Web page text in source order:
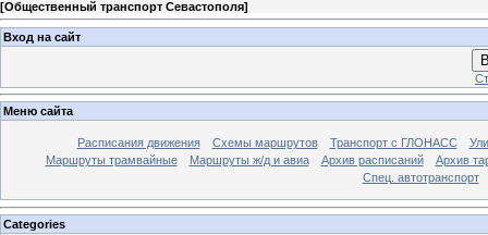
[Общественный транспорт Севастополя]
Вход на сайт
Меню сайта
Расписания движения Схемы маршрутов Транспорт с ГЛОНАСС
Маршруты трамвайные
Маршруты ж/д и авиа Архив расписаний
Архив
Спец. автотранспорт
Categories